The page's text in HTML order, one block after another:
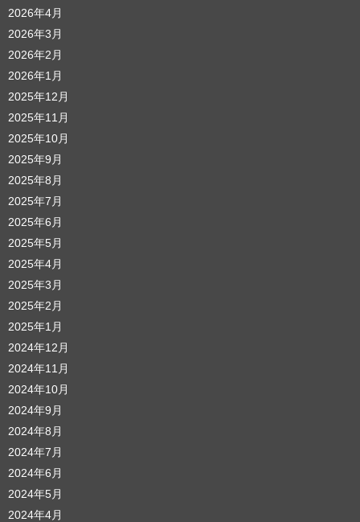
2026年4月
2026年3月
2026年2月
2026年1月
2025年12月
2025年11月
2025年10月
2025年9月
2025年8月
2025年7月
2025年6月
2025年5月
2025年4月
2025年3月
2025年2月
2025年1月
2024年12月
2024年11月
2024年10月
2024年9月
2024年8月
2024年7月
2024年6月
2024年5月
2024年4月